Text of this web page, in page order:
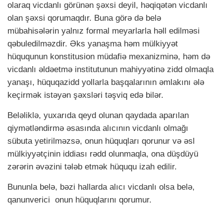
olaraq vicdanlı görünən şəxsi deyil, həqiqətən vicdanlı
olan şəxsi qorumaqdır. Buna görə də belə
mübahisələrin yalnız formal meyarlarla həll edilməsi
qəbuledilməzdir. Əks yanaşma həm mülkiyyət
hüququnun konstitusion müdafiə mexanizminə, həm də
vicdanlı əldəetmə institutunun mahiyyətinə zidd olmaqla
yanaşı, hüquqazidd yollarla başqalarının əmlakını ələ
keçirmək istəyən şəxsləri təşviq edə bilər.
Beləliklə, yuxarıda qeyd olunan qaydada aparılan
qiymətləndirmə əsasında alıcının vicdanlı olmağı
sübuta yetirilməzsə, onun hüquqları qorunur və əsl
mülkiyyətçinin iddiası rədd olunmaqla, ona düşdüyü
zərərin əvəzini tələb etmək hüququ izah edilir.
Bununla belə, bəzi hallarda alıcı vicdanlı olsa belə,
qanunverici onun hüquqlarını qorumur.